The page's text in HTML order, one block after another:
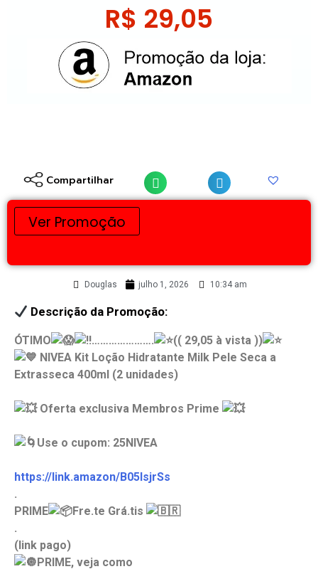
R$ 29,05
Compartilhar
Ver Promoção
Douglas julho 1, 2026 10:34 am
Descrição da Promoção:
ÓTIMO ………………….
(( 29,05 à vista ))
NIVEA Kit Loção Hidratante Milk Pele Seca a
Extrasseca 400ml (2 unidades)
Oferta exclusiva Membros Prime
Use o cupom: 25NIVEA
https://link.amazon/B05lsjrSs
.
PRIME
Fre.te Grá.tis
.
(link pago)
PRIME, veja como